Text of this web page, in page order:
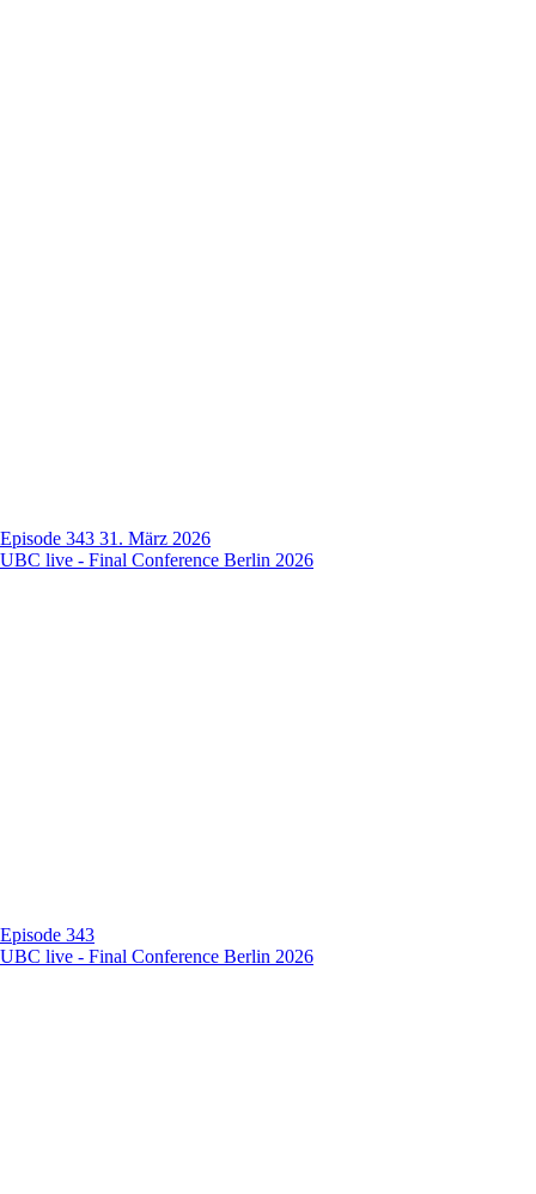
Episode 343 31. März 2026
UBC live - Final Conference Berlin 2026
Episode 343
UBC live - Final Conference Berlin 2026